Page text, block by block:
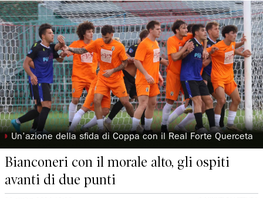
◗ Un’azione della sfida di Coppa con il Real Forte Querceta
Bianconeri con il morale alto, gli ospiti
avanti di due punti